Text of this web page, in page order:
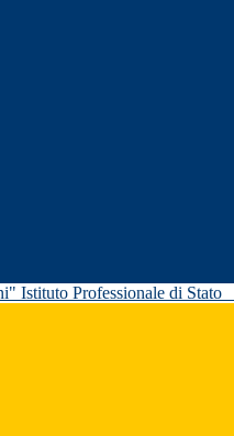
Istituto Professionale di Stato